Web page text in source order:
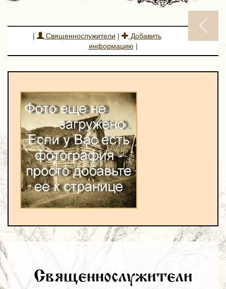
| Священнослужители |
Добавить
информацию |
Священнослужители